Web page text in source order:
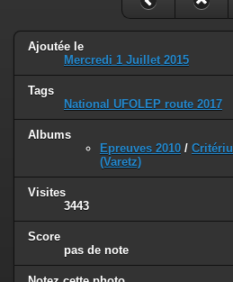
Ajoutée le
Mercredi 1 Juillet 2015
Tags
National UFOLEP route 2017
Albums
Epreuves 2010 /
(Varetz)
Visites
3443
Score
pas de note